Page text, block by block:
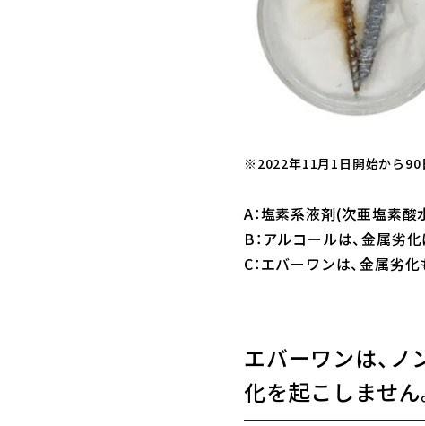
※2022年11月1日開始から90
A：塩素系液剤(次亜塩素
B：アルコールは、金属劣
C：エバーワンは、金属劣
エバーワンは、
化を起こしません